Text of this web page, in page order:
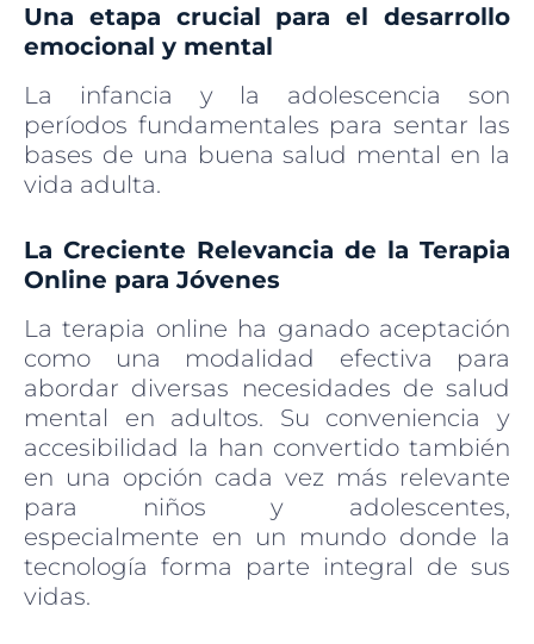
Una etapa crucial para el desarrollo
emocional y mental
La infancia y la adolescencia son
períodos fundamentales para sentar las
bases de una buena salud mental en la
vida adulta.
La Creciente Relevancia de la Terapia
Online para Jóvenes
La terapia online ha ganado aceptación
como una modalidad efectiva para
abordar diversas necesidades de salud
mental en adultos. Su conveniencia y
accesibilidad la han convertido también
en una opción cada vez más relevante
para niños y adolescentes,
especialmente en un mundo donde la
tecnología forma parte integral de sus
vidas.